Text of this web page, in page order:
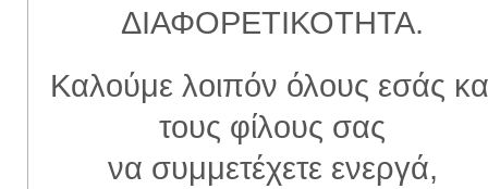
ΔΙΑΦΟΡΕΤΙΚΟΤΗΤΑ.
Καλούμε λοιπόν όλους εσάς
τους φίλους σας
να συμμετέχετε ενεργά,